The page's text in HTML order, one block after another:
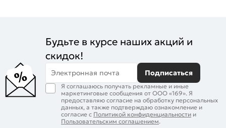
Будьте в курсе наших акций и
скидок!
Электронная почта Подписаться
Я соглашаюсь получать рекламные и иные
маркетинговые сообщения от ООО «169». Я
предоставляю согласие на обработку персональных
данных, а также подтверждаю ознакомление и
согласие с Политикой конфиденциальности и
Пользовательским соглашением.